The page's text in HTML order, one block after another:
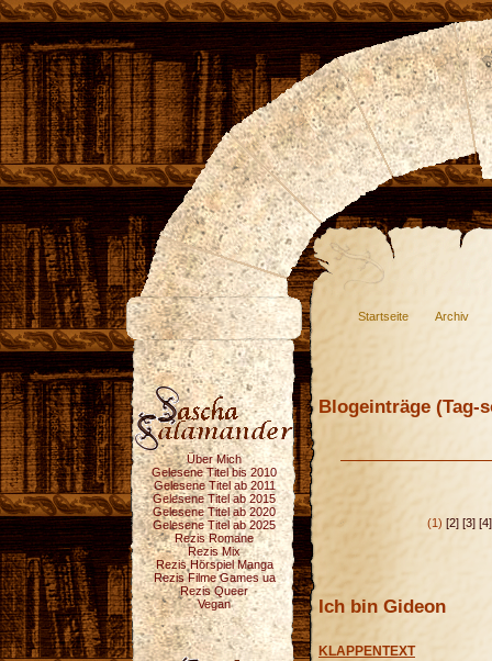
Startseite Archiv
Über Mich
Gelesene Titel bis 2010
Gelesene Titel ab 2011
Gelesene Titel ab 2015
Gelesene Titel ab 2020
Gelesene Titel ab 2025
Rezis Romane
Rezis Mix
Rezis Hörspiel Manga
Rezis Filme Games ua
Rezis Queer
Vegan
Blogeinträge (Tag-
(1) [2] [3] [4]
Ich bin Gideon
KLAPPENTEXT